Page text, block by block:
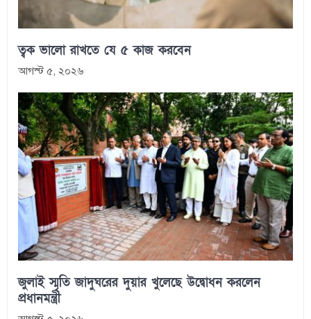
ত্বক ভালো রাখতে যে ৫ কাজ করবেন
আগস্ট ৫, ২০২৬
জুলাই স্মৃতি জাদুঘরের দুয়ার খুলেছে উদ্বোধন করলেন
প্রধানমন্ত্রী